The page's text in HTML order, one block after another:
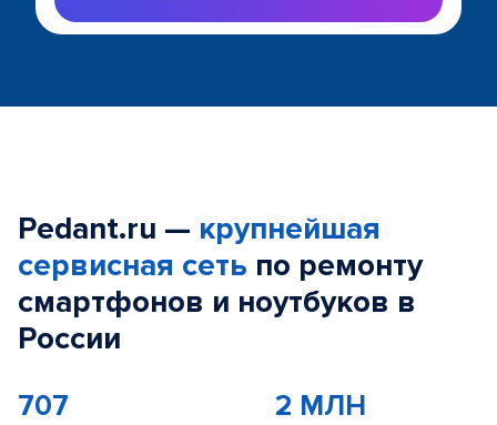
Pedant.ru — крупнейшая
сервисная сеть по ремонту
смартфонов и ноутбуков в
России
707 2 МЛН